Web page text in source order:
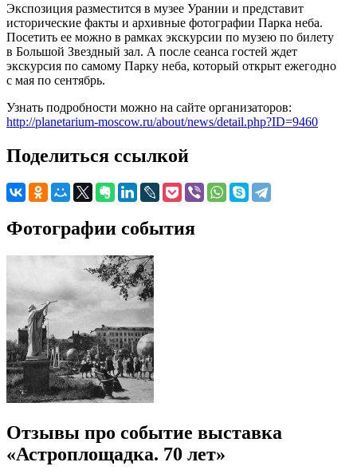
Экспозиция разместится в музее Урании и представит
исторические факты и архивные фотографии Парка неба.
Посетить ее можно в рамках экскурсии по музею по билету
в Большой Звездный зал. А после сеанса гостей ждет
экскурсия по самому Парку неба, который открыт ежегодно
с мая по сентябрь.
Узнать подробности можно на сайте организаторов:
http://planetarium-moscow.ru/about/news/detail.php?ID=9460
Поделиться ссылкой
Фотографии события
Отзывы про событие выставка
«Астроплощадка. 70 лет»